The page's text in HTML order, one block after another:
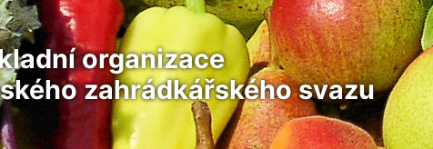
organizace
zahrádkářského svazu